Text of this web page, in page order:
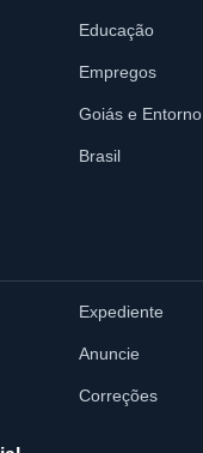
Educação
Empregos
Goiás e Entorno
Brasil
Expediente
Anuncie
Correções